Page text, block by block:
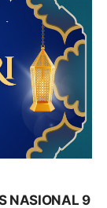
NASIONAL 9